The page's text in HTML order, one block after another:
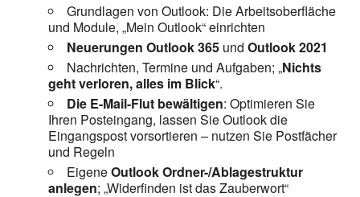
Grundlagen von Outlook: Die Arbeitsoberfläche
und Module, „Mein Outlook“ einrichten
Neuerungen Outlook 365 und Outlook 2021
Nachrichten, Termine und Aufgaben; „Nichts
geht verloren, alles im Blick“.
Die E-Mail-Flut bewältigen: Optimieren Sie
Ihren Posteingang, lassen Sie Outlook die
Eingangspost vorsortieren – nutzen Sie Postfächer
und Regeln
EigeneOutlook Ordner-/Ablagestruktur
anlegen; „Widerfinden ist das Zauberwort“